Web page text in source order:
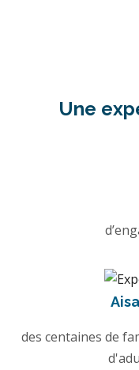
Une
des centaines de